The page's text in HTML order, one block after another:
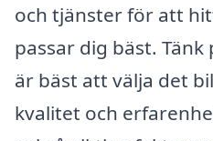
och tjänster för att
passar dig bäst.
är bäst att välja det
kvalitet och